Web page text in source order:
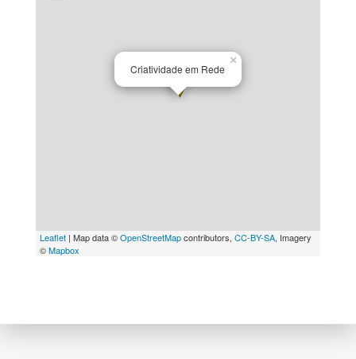
Criatividade em Rede
×
Leaflet | Map data ©OpenStreetMapcontributors, CC-BY-SA, Imagery
©Mapbox